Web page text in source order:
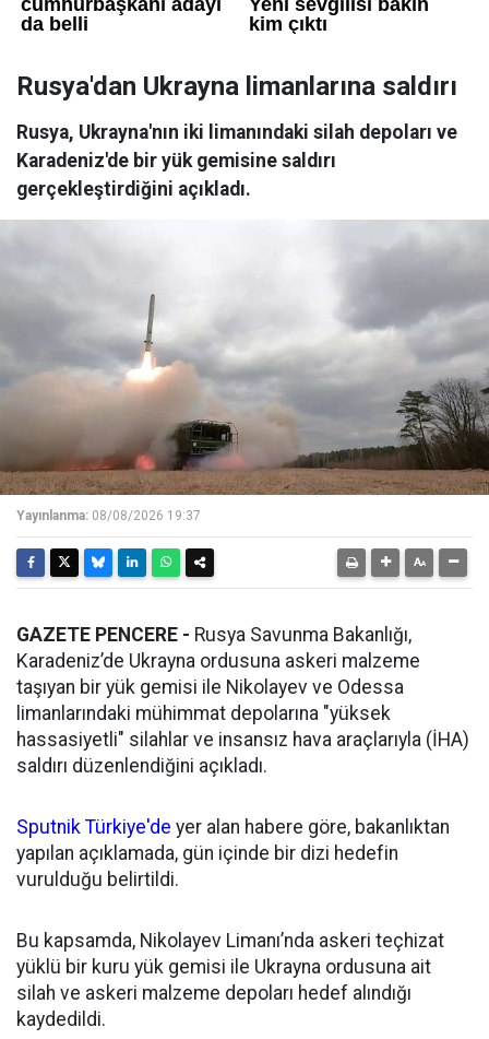
Rusya'dan Ukrayna limanlarına saldırı
Rusya, Ukrayna'nın iki limanındaki silah depoları ve
Karadeniz'de bir yük gemisine saldırı
gerçekleştirdiğini açıkladı.
Yayınlanma: 08/08/2026 19:37
GAZETE PENCERE - Rusya Savunma Bakanlığı,
Karadeniz’de Ukrayna ordusuna askeri malzeme
taşıyan bir yük gemisi ile Nikolayev ve Odessa
limanlarındaki mühimmat depolarına "yüksek
hassasiyetli" silahlar ve insansız hava araçlarıyla (İHA)
saldırı düzenlendiğini açıkladı.
Sputnik Türkiye'de yer alan habere göre, bakanlıktan
yapılan açıklamada, gün içinde bir dizi hedefin
vurulduğu belirtildi.
Bu kapsamda, Nikolayev Limanı’nda askeri teçhizat
yüklü bir kuru yük gemisi ile Ukrayna ordusuna ait
silah ve askeri malzeme depoları hedef alındığı
kaydedildi.